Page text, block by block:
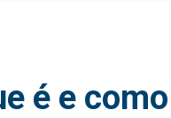
é e como